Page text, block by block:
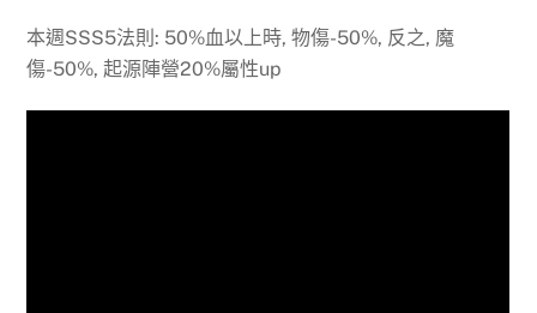
本週SSS5法則: 50%血以上時, 物傷-50%, 反之, 魔
傷-50%, 起源陣營20%屬性up